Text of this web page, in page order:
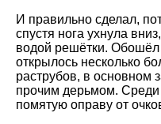
И правильно сделал,
спустя нога ухнула
водой решётки.
открылось несколько
раструбов, в основном
прочим дерьмом. Среди
помятую оправу от